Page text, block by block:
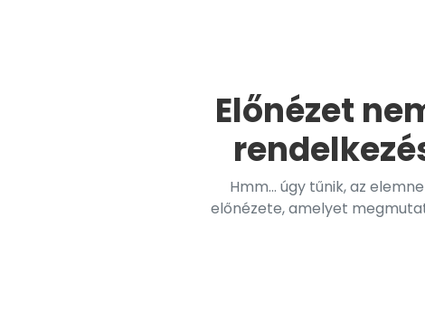
Előnézet
Hmm... úgy tűnik, az
előnézete, amelyet
médiafájlok